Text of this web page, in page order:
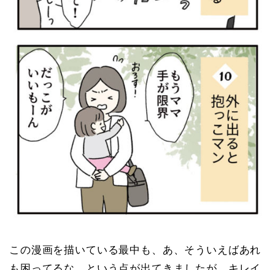
この漫画を描いている最中も、あ、そういえばあれ